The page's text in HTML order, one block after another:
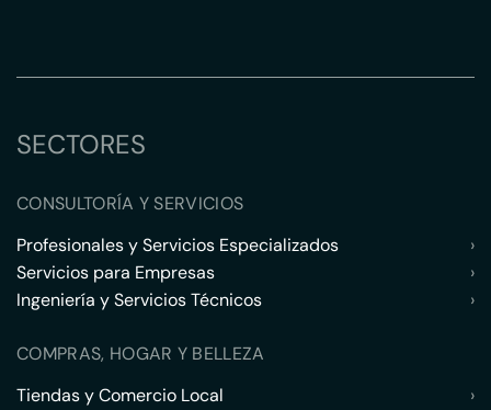
SECTORES
CONSULTORÍA Y SERVICIOS
Profesionales y Servicios Especializados
›
Servicios para Empresas
›
Ingeniería y Servicios Técnicos
›
COMPRAS, HOGAR Y BELLEZA
Tiendas y Comercio Local
›